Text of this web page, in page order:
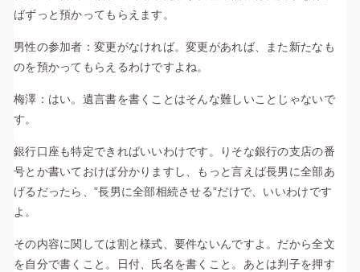
ばずっと預かってもらえます。
男性の参加者：変更がなければ。変更があれば、また新たなも
のを預かってもらえるわけですよね。
梅澤：はい。遺言書を書くことはそんな難しいことじゃないで
す。
銀行口座も特定できればいいわけです。りそな銀行の支店の番
号とか書いておけば分かりますし、もっと言えば長男に全部あ
げるだったら、”長男に全部相続させる”だけで、いいわけです
よ。
その内容に関しては割と様式、要件ないんですよ。だから全文
を自分で書くこと。日付、氏名を書くこと。あとは判子を押す